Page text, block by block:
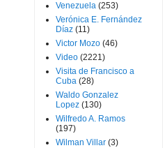
Venezuela (253)
Verónica E. Fernández
Díaz (11)
Victor Mozo (46)
Video (2221)
Visita de Francisco a
Cuba (28)
Waldo Gonzalez
Lopez (130)
Wilfredo A. Ramos
(197)
Wilman Villar (3)